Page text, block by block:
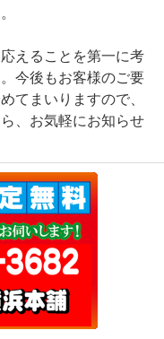
えることを第一に考
今後もお客様のご要
てまいりますので、
、お気軽にお知らせ